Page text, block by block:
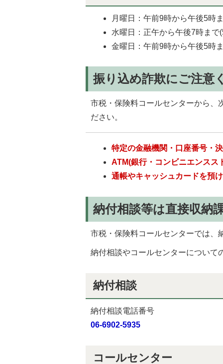
月曜日：午前9時から午後5時
水曜日：正午から午後7時ま
金曜日：午前9時から午後5時
振り込め詐欺にご注意
市税・保険料コールセンターから、
ださい。
特定の金融機関・口座番号・
ATM(銀行・コンビニエンスス
通帳やキャッシュカードを預
納付相談等は直接収納
市税・保険料コールセンターでは、
納付相談やコールセンターについて
納付相談
納付相談電話番号
06-6902-5935
コールセンター